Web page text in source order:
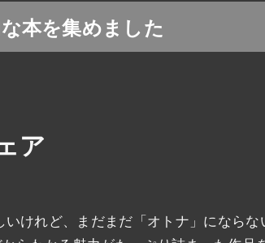
本を集めました
ア
けれど、まだまだ「オトナ」になら